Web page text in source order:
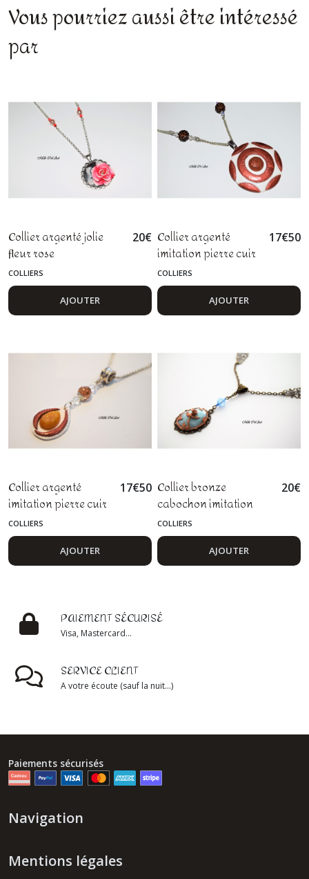
Vous pourriez aussi être intéressé
par
Collier argenté jolie
fleur rose
20€
COLLIERS
AJOUTER
Collier argenté
imitation pierre cuir
cuivre blanc
17€50
COLLIERS
AJOUTER
Collier argenté
imitation pierre cuir
ambre blanc cuivre
goutte
17€50
COLLIERS
AJOUTER
Collier bronze
cabochon imitation
pierre quartz bleu fleur
rose
20€
COLLIERS
AJOUTER
PAIEMENT SÉCURISÉ
Visa, Mastercard...
SERVICE CLIENT
A votre écoute (sauf la nuit...)
Paiements sécurisés
Navigation
Mentions légales